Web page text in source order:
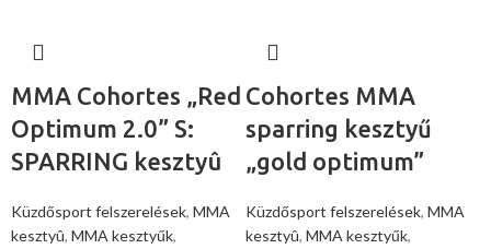
MMA Cohortes „Red
Optimum 2.0” S:
SPARRING kesztyû
Küzdősport felszerelések, MMA
kesztyû, MMA kesztyűk,
Cohortes MMA
sparring kesztyű
„gold optimum”
Küzdősport felszerelések, MMA
kesztyû, MMA kesztyűk,